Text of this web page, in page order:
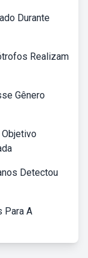
Durante
Realizam
Gênero
Detectou
Para A